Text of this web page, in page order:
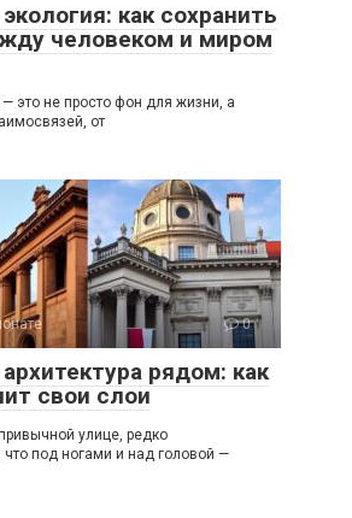
как сохранить
человеком и миром
это не просто фон для жизни, а
от
0
рядом: как
свои слои
улице, редко
под ногами и над головой —